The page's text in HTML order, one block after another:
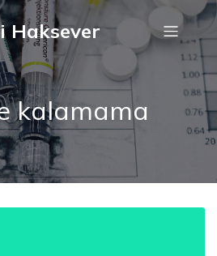
Haksever
kalamama